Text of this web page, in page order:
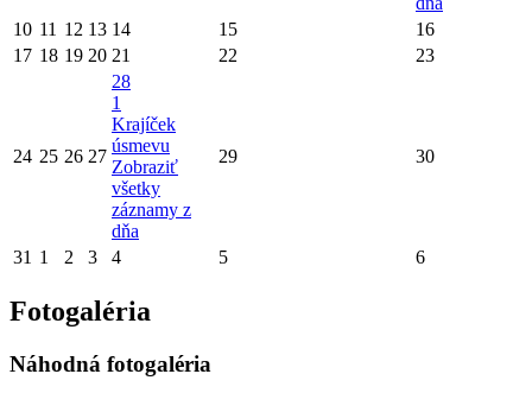
10 11 12 13 14 15
16
17 18 19 20 21 22 23
24 25 26 27
28
1
Krajíček
úsmevu
Zobraziť
všetky
záznamy z
dňa
29 30
31 1 2 3 4 5 6
Fotogaléria
Náhodná fotogaléria